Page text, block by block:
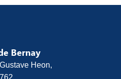
Bernay
Heon,